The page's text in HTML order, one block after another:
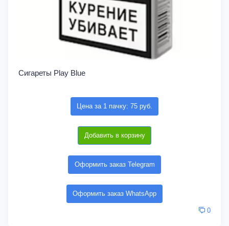
Сигареты Play Blue
Цена за 1 пачку: 75 руб.
Добавить в корзину
Оформить заказ Telegram
Оформить заказ WhatsApp
0